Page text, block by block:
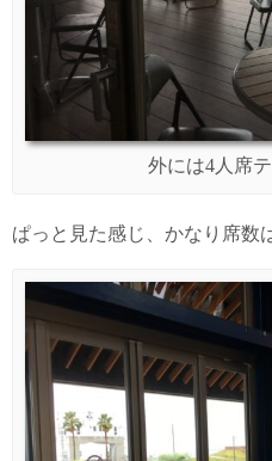
外には4人席
ぱっと見た感じ、かなり席数